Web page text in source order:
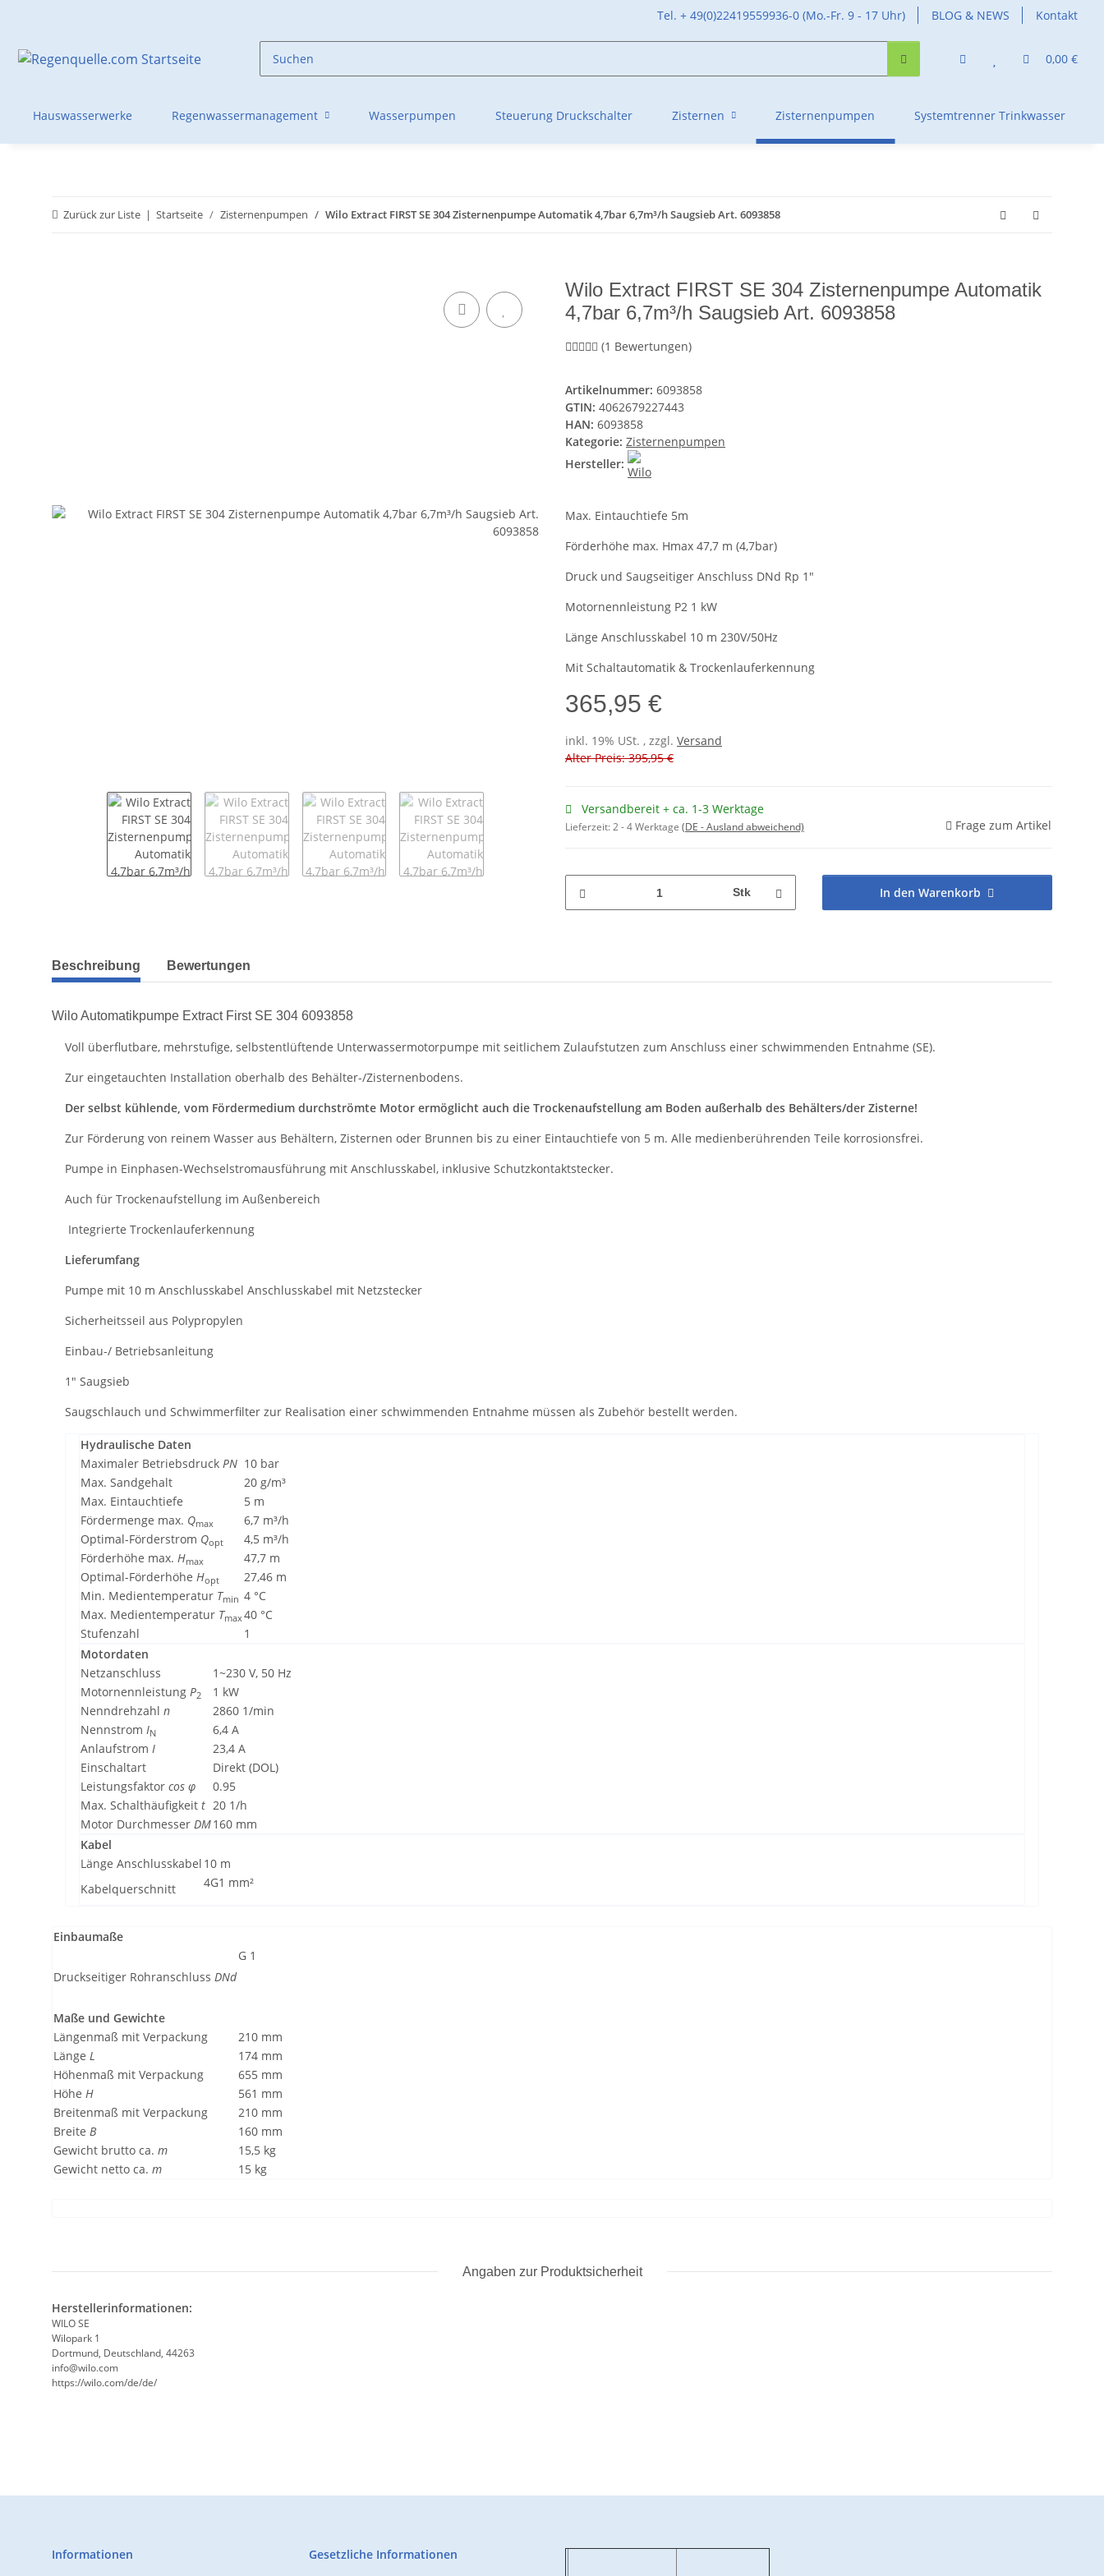
Tel. + 49(0)22419559936-0 (Mo.-Fr. 9 - 17 Uhr) BLOG & NEWS Kontakt
0,00 €
Hauswasserwerke Regenwassermanagement Wasserpumpen Steuerung Druckschalter Zisternen Zisternenpumpen Systemtrenner Trinkwasser
Zurück zur Liste Startseite Zisternenpumpen Wilo Extract FIRST SE 304 Zisternenpumpe Automatik 4,7bar 6,7m³/h Saugsieb Art. 6093858
Wilo Extract FIRST SE 304 Zisternenpumpe Automatik
4,7bar 6,7m³/h Saugsieb Art. 6093858
(1 Bewertungen)
Artikelnummer: 6093858
GTIN: 4062679227443
HAN: 6093858
Kategorie: Zisternenpumpen
Hersteller:
Max. Eintauchtiefe 5m
Förderhöhe max. Hmax 47,7 m (4,7bar)
Druck und Saugseitiger Anschluss DNd Rp 1"
Motornennleistung P2 1 kW
Länge Anschlusskabel 10 m 230V/50Hz
Mit Schaltautomatik & Trockenlauferkennung​
365,95 €
inkl. 19% USt. , zzgl. Versand
Alter Preis: 395,95 €
Versandbereit + ca. 1-3 Werktage
Lieferzeit:2 - 4 Werktage (DE - Ausland abweichend) Frage zum Artikel
Stk In den Warenkorb
weitere Registerkarten anzeigen
Beschreibung Bewertungen
Wilo Automatikpumpe Extract First SE 304 6093858
Voll überflutbare, mehrstufige, selbstentlüftende Unterwassermotorpumpe mit seitlichem Zulaufstutzen zum Anschluss einer schwimmenden Entnahme (SE).
Zur eingetauchten Installation oberhalb des Behälter-/Zisternenbodens.
Der selbst kühlende, vom Fördermedium durchströmte Motor ermöglicht auch die Trockenaufstellung am Boden außerhalb des Behälters/der Zisterne!
Zur Förderung von reinem Wasser aus Behältern, Zisternen oder Brunnen bis zu einer Eintauchtiefe von 5 m. Alle medienberührenden Teile korrosionsfrei.
Pumpe in Einphasen-Wechselstromausführung mit Anschlusskabel, inklusive Schutzkontaktstecker.
Auch für Trockenaufstellung im Außenbereich
Integrierte Trockenlauferkennung​
Lieferumfang
Pumpe mit 10 m Anschlusskabel Anschlusskabel mit Netzstecker
Sicherheitsseil aus Polypropylen
Einbau-/ Betriebsanleitung
1" Saugsieb
Saugschlauch und Schwimmerfilter zur Realisation einer schwimmenden Entnahme müssen als Zubehör bestellt werden.
Hydraulische Daten
Maximaler Betriebsdruck PN 10 bar
Max. Sandgehalt
20 g/m³
Max. Eintauchtiefe
5 m
Fördermenge max. Qmax
6,7 m³/h
Optimal-Förderstrom Qopt
4,5 m³/h
Förderhöhe max. Hmax
47,7 m
Optimal-Förderhöhe Hopt
27,46 m
Min. Medientemperatur Tmin 4 °C
Max. Medientemperatur Tmax40 °C
Stufenzahl
1
Motordaten
Netzanschluss
1~230 V, 50 Hz
Motornennleistung P2
1 kW
Nenndrehzahl n
2860 1/min
Nennstrom IN
6,4 A
Anlaufstrom I
23,4 A
Einschaltart
Direkt (DOL)
Leistungsfaktor cos φ
0.95
Max. Schalthäufigkeit t 20 1/h
Motor Durchmesser DM160 mm
Kabel
Länge Anschlusskabel 10 m
Kabelquerschnitt
4G1 mm²
Einbaumaße
Druckseitiger Rohranschluss DNd
G 1
Maße und Gewichte
Längenmaß mit Verpackung
210 mm
Länge L
174 mm
Höhenmaß mit Verpackung
655 mm
Höhe H
561 mm
Breitenmaß mit Verpackung
210 mm
Breite B
160 mm
Gewicht brutto ca. m
15,5 kg
Gewicht netto ca. m 15 kg
Angaben zur Produktsicherheit
Herstellerinformationen:
WILO SE
Wilopark 1
Dortmund, Deutschland, 44263
info@wilo.com
https://wilo.com/de/de/
Informationen Gesetzliche Informationen